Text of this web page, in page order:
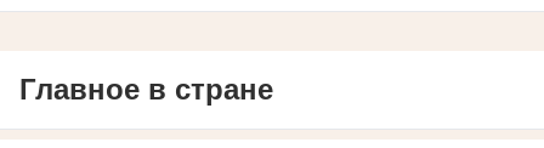
Главное в стране